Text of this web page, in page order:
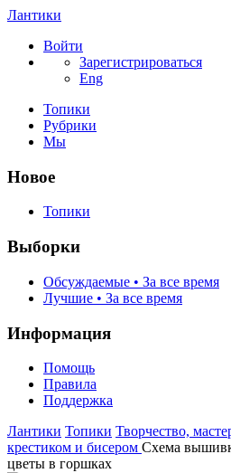
Лантики
Войти
Зарегистрироваться
Eng
Топики
Рубрики
Мы
Новое
Топики
Выборки
Обсуждаемые • За все время
Лучшие • За все время
Информация
Помощь
Правила
Поддержка
Лантики Топики Творчество,
крестиком и бисером Схема
цветы в горшках